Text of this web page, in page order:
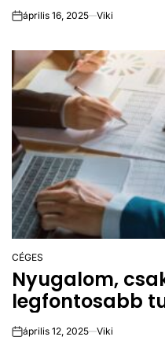
onáprilis 16, 2025 Viki
POSTED
IN
CÉGES
Nyugalom,
legfontosabb
onáprilis 12, 2025 Viki